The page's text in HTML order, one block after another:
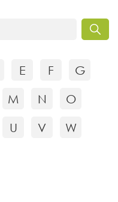
E F
G
M N
O
U V
W